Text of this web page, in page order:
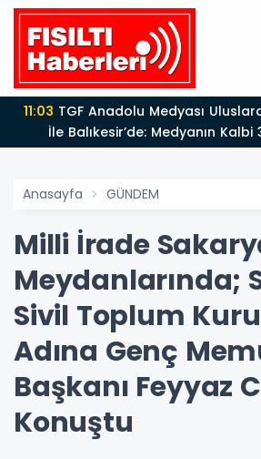
11:03
İle Balıkesir’de: Medyanın
Balıkesir'de
Anasayfa GÜNDEM
Milli İrade
Meydanlarında;
Sivil Toplum
Adına Genç
Başkanı Feyyaz
Konuştu